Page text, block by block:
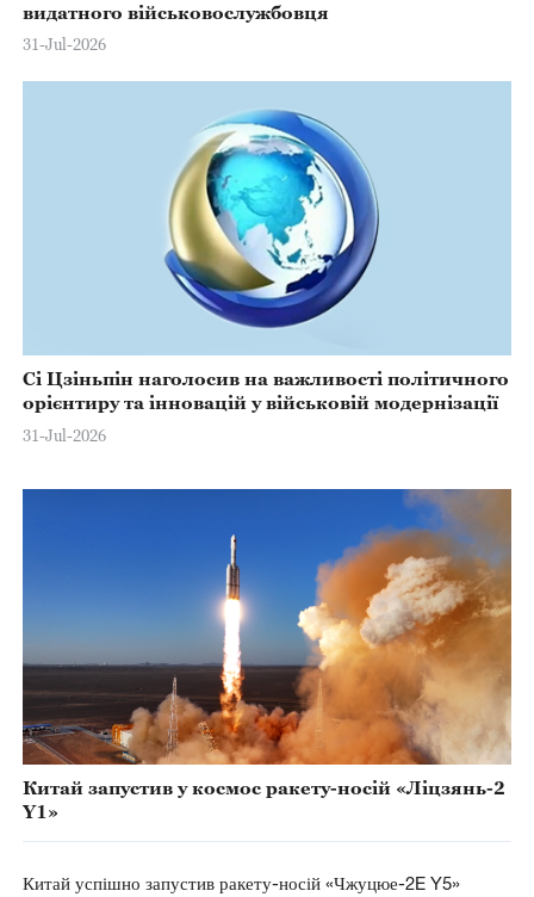
видатного військовослужбовця
31-Jul-2026
Сі Цзіньпін наголосив на важливості політичного
орієнтиру та інновацій у військовій модернізації
31-Jul-2026
Китай запустив у космос ракету-носій «Ліцзянь-2
Y1»
Китай успішно запустив ракету-носій «Чжуцюе-2E Y5»